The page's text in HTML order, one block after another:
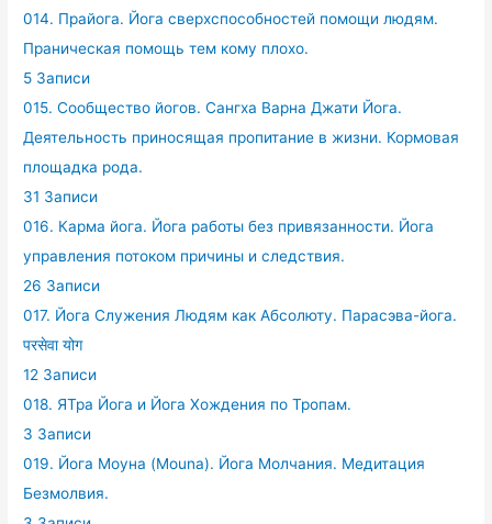
014. Прайога. Йога сверхспособностей помощи людям.
Праническая помощь тем кому плохо.
5 Записи
015. Сообщество йогов. Сангха Варна Джати Йога.
Деятельность приносящая пропитание в жизни. Кормовая
площадка рода.
31 Записи
016. Карма йога. Йога работы без привязанности. Йога
управления потоком причины и следствия.
26 Записи
017. Йога Служения Людям как Абсолюту. Парасэва-йога.
परसेवा योग
12 Записи
018. ЯТра Йога и Йога Хождения по Тропам.
3 Записи
019. Йога Моуна (Mouna). Йога Молчания. Медитация
Безмолвия.